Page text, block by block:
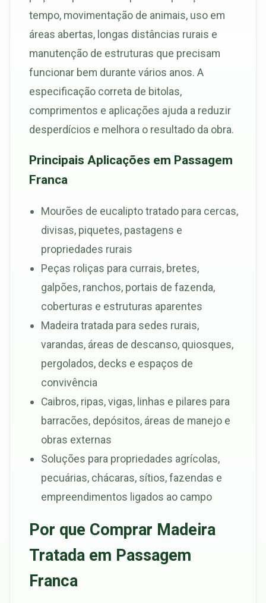
tempo, movimentação de animais, uso em
áreas abertas, longas distâncias rurais e
manutenção de estruturas que precisam
funcionar bem durante vários anos. A
especificação correta de bitolas,
comprimentos e aplicações ajuda a reduzir
desperdícios e melhora o resultado da obra.
Principais Aplicações em Passagem
Franca
Mourões de eucalipto tratado para cercas,
divisas, piquetes, pastagens e
propriedades rurais
Peças roliças para currais, bretes,
galpões, ranchos, portais de fazenda,
coberturas e estruturas aparentes
Madeira tratada para sedes rurais,
varandas, áreas de descanso, quiosques,
pergolados, decks e espaços de
convivência
Caibros, ripas, vigas, linhas e pilares para
barracões, depósitos, áreas de manejo e
obras externas
Soluções para propriedades agrícolas,
pecuárias, chácaras, sítios, fazendas e
empreendimentos ligados ao campo
Por que Comprar Madeira
Tratada em Passagem
Franca